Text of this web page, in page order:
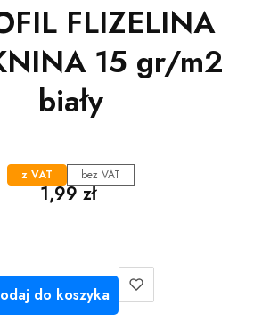
FLIZELINA
15 gr/m2
biały
z VAT bez VAT
Cena
1,99 zł
do koszyka